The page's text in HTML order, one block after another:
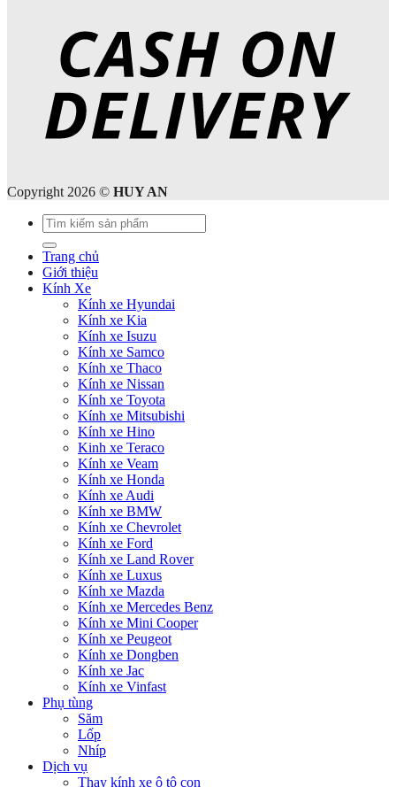
Copyright 2026 © HUY AN
Tìm
kiếm:
Trang chủ
Giới thiệu
Kính Xe
Kính xe Hyundai
Kính xe Kia
Kính xe Isuzu
Kính xe Samco
Kính xe Thaco
Kính xe Nissan
Kính xe Toyota
Kính xe Mitsubishi
Kính xe Hino
Kinh xe Teraco
Kính xe Veam
Kính xe Honda
Kính xe Audi
Kính xe BMW
Kính xe Chevrolet
Kính xe Ford
Kính xe Land Rover
Kính xe Luxus
Kính xe Mazda
Kính xe Mercedes Benz
Kính xe Mini Cooper
Kính xe Peugeot
Kính xe Dongben
Kính xe Jac
Kính xe Vinfast
Phụ tùng
Săm
Lốp
Nhíp
Dịch vụ
Thay kính xe ô tô con